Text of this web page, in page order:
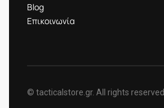
Blog
Επικοινωνία
© tacticalstore.gr. All rights reserved.